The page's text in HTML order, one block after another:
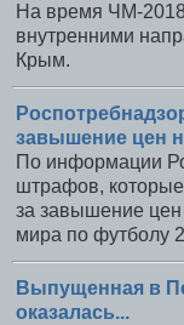
На время ЧМ-
внутренними
Крым.
завышение цен
По информации
штрафов,
за завышение
мира по футболу
Выпущенная в
оказалась...